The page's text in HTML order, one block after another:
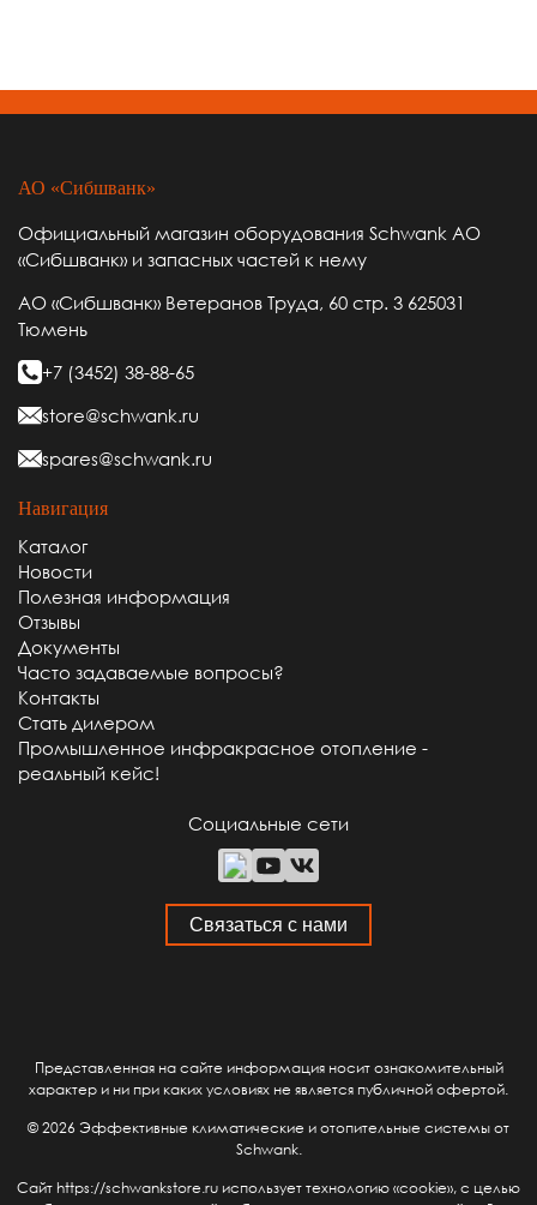
АО «Сибшванк»
Официальный магазин оборудования Schwank АО
«Сибшванк» и запасных частей к нему
АО «Сибшванк» Ветеранов Труда, 60 стр. 3 625031
Тюмень
+7 (3452) 38-88-65
store@schwank.ru
spares@schwank.ru
Навигация
Каталог
Новости
Полезная информация
Отзывы
Документы
Часто задаваемые вопросы?
Контакты
Стать дилером
Промышленное инфракрасное отопление -
реальный кейс!
Социальные сети
Связаться с нами
Представленная на сайте информация носит ознакомительный
характер и ни при каких условиях не является публичной офертой.
© 2026 Эффективные климатические и отопительные системы от
Schwank.
Сайт https://schwankstore.ru использует технологию «cookie», с целью